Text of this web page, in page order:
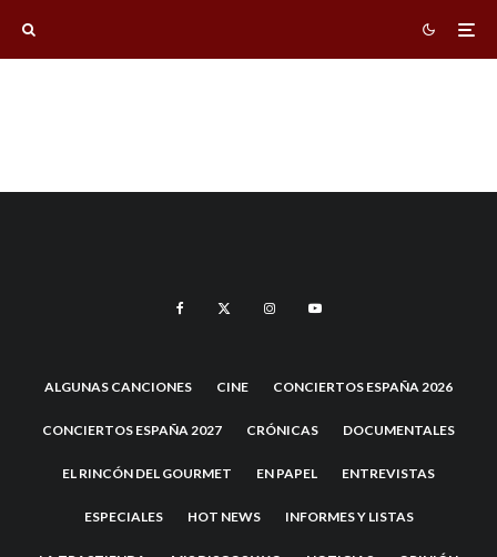
ALGUNAS CANCIONES CINE CONCIERTOS ESPAÑA 2026
CONCIERTOS ESPAÑA 2027 CRÓNICAS DOCUMENTALES
EL RINCÓN DEL GOURMET EN PAPEL ENTREVISTAS
ESPECIALES HOT NEWS INFORMES Y LISTAS